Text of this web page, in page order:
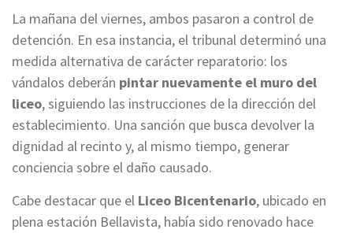
La mañana del viernes, ambos pasaron a control de
detención. En esa instancia, el tribunal determinó una
medida alternativa de carácter reparatorio: los
vándalos deberán pintar nuevamente el muro del
liceo, siguiendo las instrucciones de la dirección del
establecimiento. Una sanción que busca devolver la
dignidad al recinto y, al mismo tiempo, generar
conciencia sobre el daño causado.
Cabe destacar que el Liceo Bicentenario, ubicado en
plena estación Bellavista, había sido renovado hace